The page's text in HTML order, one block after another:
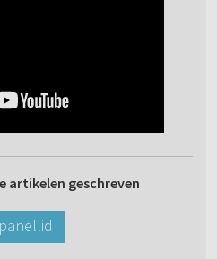
artikelen geschreven